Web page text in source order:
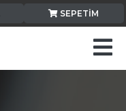
SEPETIM